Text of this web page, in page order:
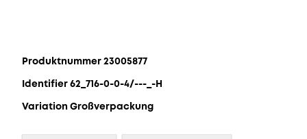
Produktnummer 23005877
Identifier 62_716-0-0-4/---_-H
Variation Großverpackung